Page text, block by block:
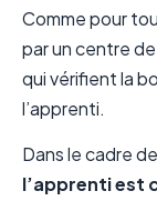
Comme pour
par un centre
qui vérifient la
l’apprenti.
Dans le cadre
l’apprenti est